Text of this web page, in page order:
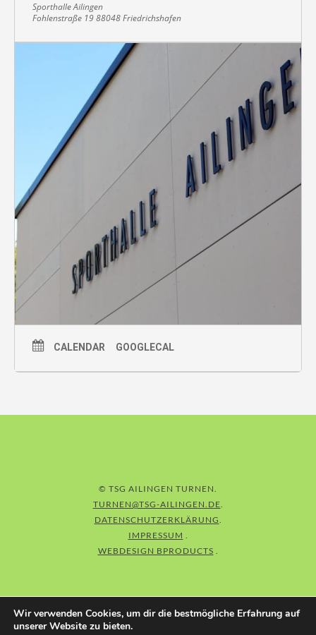
Sporthalle Ailingen
Fohlenstraße 19 88048 Friedrichshafen
CALENDAR GOOGLECAL
© TSG AILINGEN TURNEN
TURNEN@TSG-AILINGEN.DE
DATENSCHUTZERKLÄRUNG
IMPRESSUM
WEBDESIGN BPRODUCTS
Wir verwenden Cookies, um dir die bestmögliche Erfahrung auf
unserer Website zu bieten.